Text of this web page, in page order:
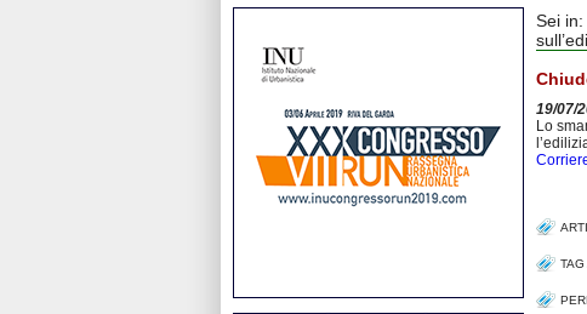
Sei in:
19/07/
Lo
TAG